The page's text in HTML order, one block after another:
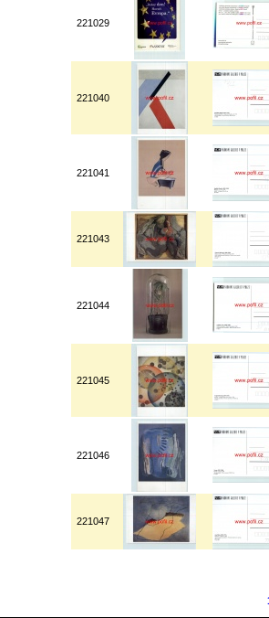
221029
221040
221041
221043
221044
221045
221046
221047